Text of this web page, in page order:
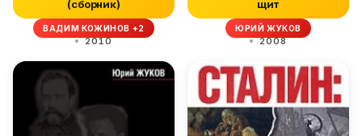
(сборник)
ВАДИМ КОЖИНОВ +2
2010
щит
ЮРИЙ ЖУКОВ
2008